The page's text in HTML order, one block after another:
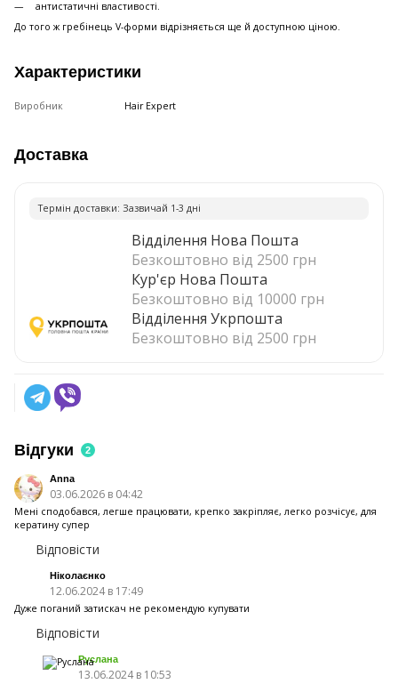
антистатичні властивості.
До того ж гребінець V-форми відрізняється ще й доступною ціною.
Характеристики
Виробник Hair Expert
Доставка
Термiн доставки: Зазвичай 1-3 днi
Відділення Нова Пошта
Безкоштовно від 2500 грн
Кур'єр Нова Пошта
Безкоштовно від 10000 грн
Відділення Укрпошта
Безкоштовно від 2500 грн
Відгуки 2
Anna
03.06.2026 в 04:42
Мені сподобався, легше працювати, крепко закріпляє, легко розчісує, для
кератину супер
Відповісти
Ніколаєнко
12.06.2024 в 17:49
Дуже поганий затискач не рекомендую купувати
Відповісти
Руслана
13.06.2024 в 10:53